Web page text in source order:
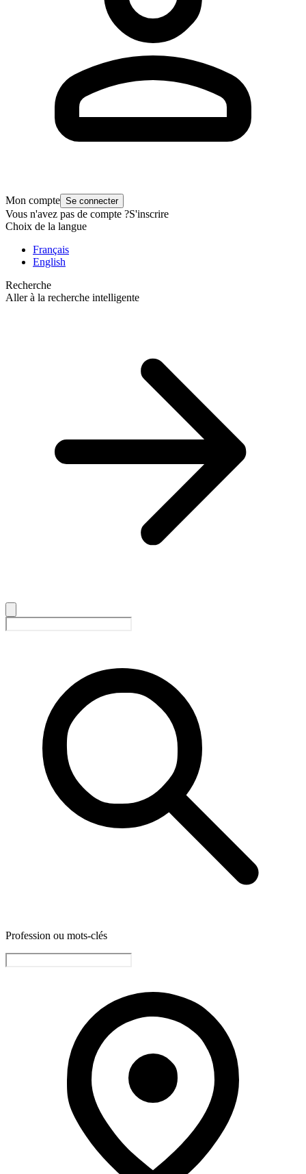
Mon compte Se connecter
Vous n'avez pas de compte ?S'inscrire
Choix de la langue
Français
English
Recherche
Aller à la recherche intelligente
Profession ou mots-clés